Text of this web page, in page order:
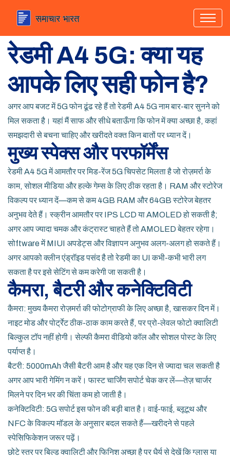
रेडमी A4 5G: क्या यह
आपके लिए सही फोन है?
अगर आप बजट में 5G फोन ढूंढ रहे हैं तो रेडमी A4 5G नाम बार-बार सुनने को
मिल सकता है। यहां मैं साफ और सीधे बताऊँगा कि फोन में क्या अच्छा है, कहां
समझदारी से बचना चाहिए और खरीदते वक्त किन बातों पर ध्यान दें।
मुख्य स्पेक्स और परफॉर्मेंस
रेडमी A4 5G में आमतौर पर मिड-रेंज 5G चिपसेट मिलता है जो रोज़मर्रा के
काम, सोशल मीडिया और हल्के गेम्स के लिए ठीक रहता है। RAM और स्टोरेज
विकल्प पर ध्यान दें—कम से कम 4GB RAM और 64GB स्टोरेज बेहतर
अनुभव देते हैं। स्क्रीन आमतौर पर IPS LCD या AMOLED हो सकती है;
अगर आप ज्यादा चमक और कंट्रास्ट चाहते हैं तो AMOLED बेहतर रहेगा।
सोftware में MIUI अपडेट्स और विज्ञापन अनुभव अलग-अलग हो सकते हैं।
अगर आपको क्लीन एंड्रॉइड पसंद है तो रेडमी का UI कभी-कभी भारी लग
सकता है पर इसे सेटिंग से कम करेगी जा सकती है।
कैमरा, बैटरी और कनेक्टिविटी
कैमरा: मुख्य कैमरा रोज़मर्रा की फोटोग्राफी के लिए अच्छा है, खासकर दिन में।
नाइट मोड और पोर्ट्रेट ठीक-ठाक काम करते हैं, पर प्रो-लेवल फोटो क्वालिटी
बिल्कुल टॉप नहीं होगी। सेल्फी कैमरा वीडियो कॉल और सोशल पोस्ट के लिए
पर्याप्त है।
बैटरी: 5000mAh जैसी बैटरी आम है और यह एक दिन से ज्यादा चल सकती है
अगर आप भारी गेमिंग न करें। फास्ट चार्जिंग सपोर्ट चेक कर लें—तेज़ चार्जर
मिलने पर दिन भर की चिंता कम हो जाती है।
कनेक्टिविटी: 5G सपोर्ट इस फोन की बड़ी बात है। वाई-फाई, ब्लूटूथ और
NFC के विकल्प मॉडल के अनुसार बदल सकते हैं—खरीदने से पहले
स्पेसिफिकेशन जरूर पढ़ें।
छोटे स्तर पर बिल्ड क्वालिटी और फिनिश अच्छा है पर धैर्य से देखें कि ग्लास या